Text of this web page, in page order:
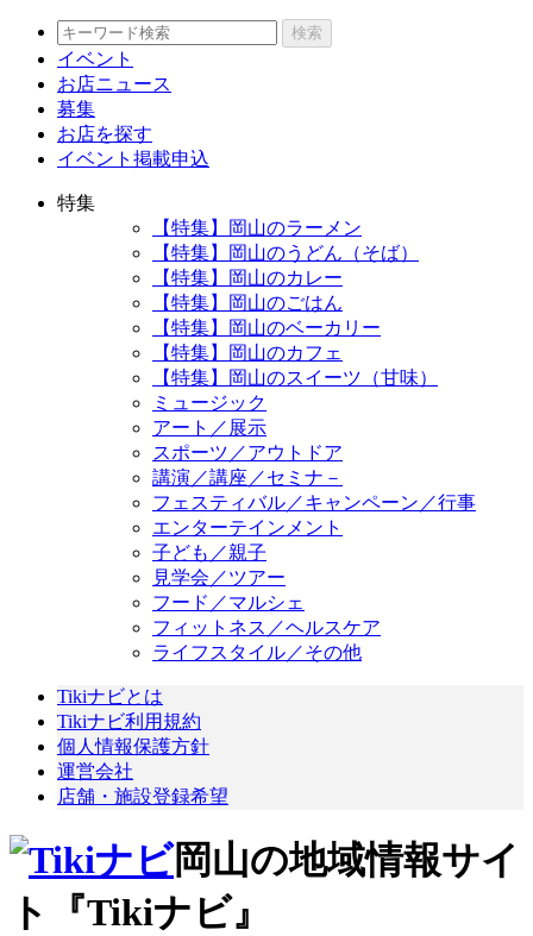
検索
イベント
お店ニュース
募集
お店を探す
イベント掲載申込
特集
【特集】岡山のラーメン
【特集】岡山のうどん（そば）
【特集】岡山のカレー
【特集】岡山のごはん
【特集】岡山のベーカリー
【特集】岡山のカフェ
【特集】岡山のスイーツ（甘味）
ミュージック
アート／展示
スポーツ／アウトドア
講演／講座／セミナ－
フェスティバル／キャンペーン／行事
エンターテインメント
子ども／親子
見学会／ツアー
フード／マルシェ
フィットネス／ヘルスケア
ライフスタイル／その他
Tikiナビとは
Tikiナビ利用規約
個人情報保護方針
運営会社
店舗・施設登録希望
岡山の地域情報サイ
ト『Tikiナビ』